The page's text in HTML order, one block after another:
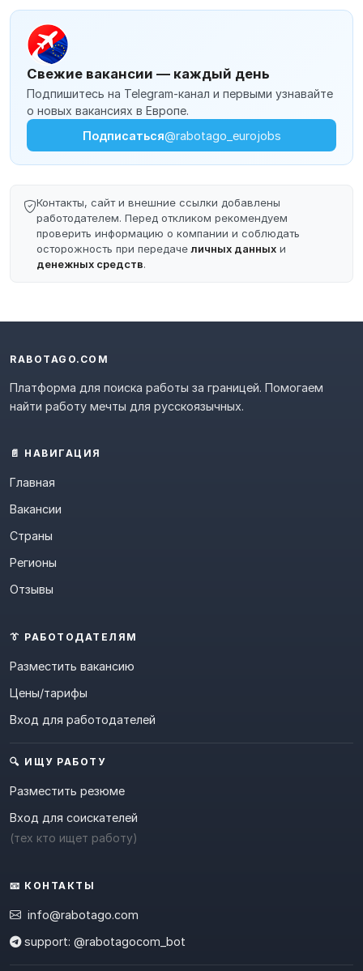
Свежие вакансии — каждый день
Подпишитесь на Telegram-канал и первыми узнавайте
о новых вакансиях в Европе.
Подписаться@rabotago_eurojobs
Контакты, сайт и внешние ссылки добавлены
работодателем. Перед откликом рекомендуем
проверить информацию о компании и соблюдать
осторожность при передачеличных данных и
денежных средств.
RABOTAGO.COM
Платформа для поиска работы за границей. Помогаем
найти работу мечты для русскоязычных.
📄 НАВИГАЦИЯ
Главная
Вакансии
Страны
Регионы
Отзывы
👔 РАБОТОДАТЕЛЯМ
Разместить вакансию
Цены/тарифы
Вход для работодателей
🔍 ИЩУ РАБОТУ
Разместить резюме
Вход для соискателей
(тех кто ищет работу)
📧 КОНТАКТЫ
info@rabotago.com
support: @rabotagocom_bot